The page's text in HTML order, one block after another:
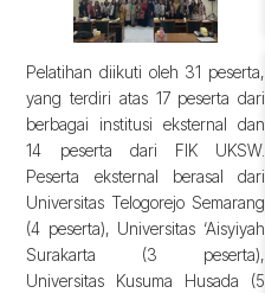
Pelatihan diikuti oleh 31 peserta,
yang terdiri atas 17 peserta dari
berbagai institusi eksternal dan
14 peserta dari FIK UKSW.
Peserta eksternal berasal dari
Universitas Telogorejo Semarang
(4 peserta), Universitas ‘Aisyiyah
Surakarta (3 peserta),
Universitas Kusuma Husada (5